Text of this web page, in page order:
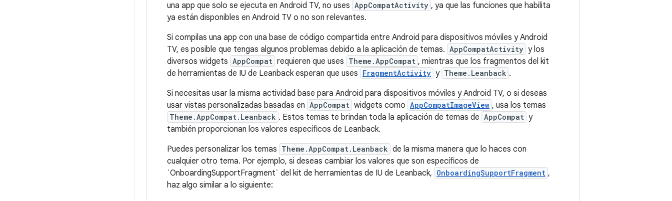
una app que solo se ejecuta en Android TV, no uses AppCompatActivity , ya que las funciones que habilita
ya están disponibles en Android TV o no son relevantes.
Si compilas una app con una base de código compartida entre Android para dispositivos móviles y Android
TV, es posible que tengas algunos problemas debido a la aplicación de temas. AppCompatActivity y los
diversos widgets AppCompat requieren que uses Theme.AppCompat , mientras que los fragmentos del kit
de herramientas de IU de Leanback esperan que uses FragmentActivity y Theme.Leanback .
Si necesitas usar la misma actividad base para Android para dispositivos móviles y Android TV, o si deseas
usar vistas personalizadas basadas en AppCompat widgets como AppCompatImageView , usa los temas
Theme.AppCompat.Leanback . Estos temas te brindan toda la aplicación de temas de AppCompat y
también proporcionan los valores específicos de Leanback.
Puedes personalizar los temas Theme.AppCompat.Leanback de la misma manera que lo haces con
cualquier otro tema. Por ejemplo, si deseas cambiar los valores que son específicos de
`OnboardingSupportFragment` del kit de herramientas de IU de Leanback, OnboardingSupportFragment ,
haz algo similar a lo siguiente: